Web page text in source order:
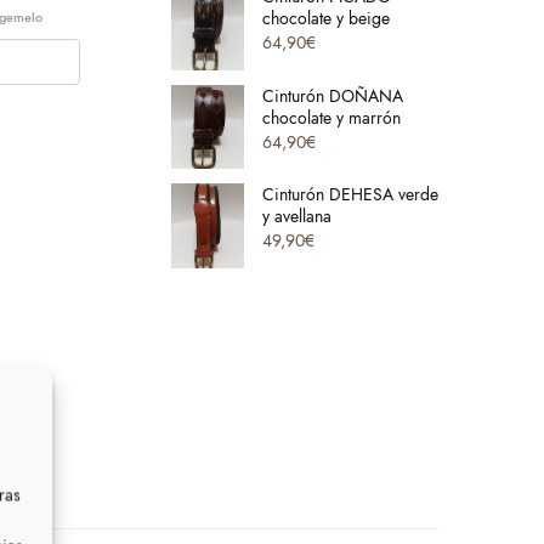
chocolate y beige
64,90€
Cinturón DOÑANA
chocolate y marrón
64,90€
Cinturón DEHESA verde
y avellana
49,90€